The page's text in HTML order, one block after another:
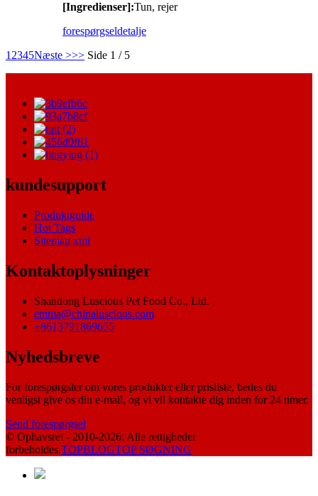
[Ingredienser]:Tun, rejer
forespørgseldetalje
1 2345Næste >>> Side 1 / 5
kundesupport
Produktguide
Hot Tags
Sitemap.xml
Kontaktoplysninger
Shandong Luscious Pet Food Co., Ltd.
emma@chinaluscious.com
+8613791869655
Nyhedsbreve
For forespørgsler om vores produkter eller prisliste, bedes du
venligst give os din e-mail, og vi vil kontakte dig inden for 24 timer.
Send forespørgsel
© Ophavsret - 2010-2026: Alle rettigheder
forbeholdes.TOPBLOGTOP SØGNING